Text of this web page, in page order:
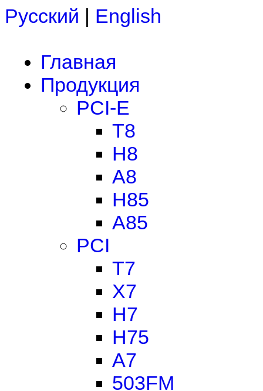
Русский | English
Главная
Продукция
PCI-E
T8
H8
A8
H85
A85
PCI
T7
X7
H7
H75
A7
503FM